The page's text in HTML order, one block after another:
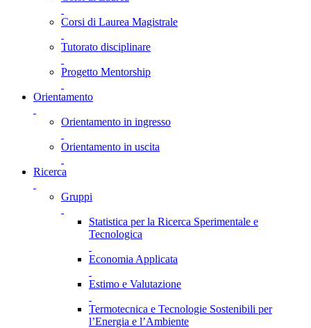
Corsi di Laurea Magistrale
Tutorato disciplinare
Progetto Mentorship
Orientamento
Orientamento in ingresso
Orientamento in uscita
Ricerca
Gruppi
Statistica per la Ricerca Sperimentale e
Tecnologica
Economia Applicata
Estimo e Valutazione
Termotecnica e Tecnologie Sostenibili per
l’Energia e l’Ambiente